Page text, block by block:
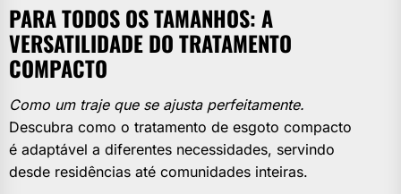
PARA TODOS OS TAMANHOS: A
VERSATILIDADE DO TRATAMENTO
COMPACTO
Como um traje que se ajusta perfeitamente.
Descubra como o tratamento de esgoto compacto
é adaptável a diferentes necessidades, servindo
desde residências até comunidades inteiras.